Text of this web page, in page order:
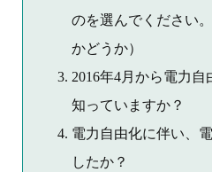
のを選んでください
かどうか）
2016年4月から電力
知っていますか？
電力自由化に伴い、
したか？